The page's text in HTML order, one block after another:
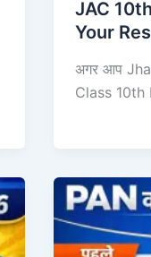
JAC
Your
अगर आप
Class 10th